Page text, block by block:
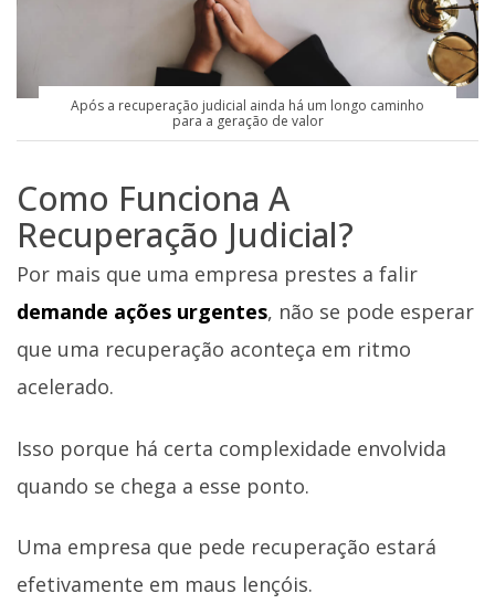
Após a recuperação judicial ainda há um longo caminho
para a geração de valor
Como Funciona A
Recuperação Judicial?
Por mais que uma empresa prestes a falir
demande ações urgentes, não se pode esperar
que uma recuperação aconteça em ritmo
acelerado.
Isso porque há certa complexidade envolvida
quando se chega a esse ponto.
Uma empresa que pede recuperação estará
efetivamente em maus lençóis.